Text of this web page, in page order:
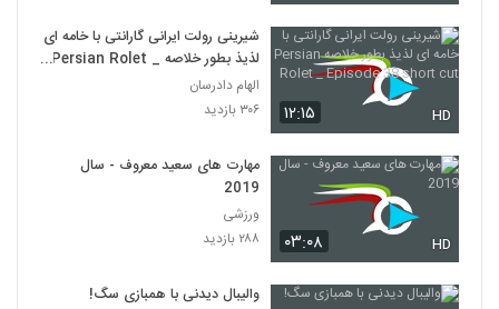
۱۲:۱۵ HD
شیرینی رولت ایرانی گارانتی با خامه ای
لذیذ بطور خلاصه Persian Rolet _
Episode 38 short cut
الهام دادرسان
۳۰۶ بازدید
۰۳:۰۸ HD
مهارت های سعید معروف - سال
2019
ورزشی
۲۸۸ بازدید
والیبال دیدنی با همبازی سگ!